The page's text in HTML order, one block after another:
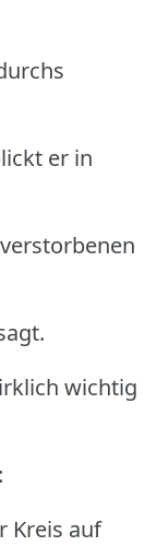
er in
wichtig
Kreis auf